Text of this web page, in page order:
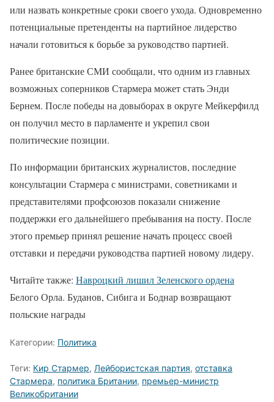
или назвать конкретные сроки своего ухода. Одновременно
потенциальные претенденты на партийное лидерство
начали готовиться к борьбе за руководство партией.
Ранее британские СМИ сообщали, что одним из главных
возможных соперников Стармера может стать Энди
Бернем. После победы на довыборах в округе Мейкерфилд
он получил место в парламенте и укрепил свои
политические позиции.
По информации британских журналистов, последние
консультации Стармера с министрами, советниками и
представителями профсоюзов показали снижение
поддержки его дальнейшего пребывания на посту. После
этого премьер принял решение начать процесс своей
отставки и передачи руководства партией новому лидеру.
Читайте также: Навроцкий лишил Зеленского ордена
Белого Орла. Буданов, Сибига и Боднар возвращают
польские награды
Категории: Политика
Теги: Кир Стармер, Лейбористская партия, отставка
Стармера, политика Британии, премьер-министр
Великобритании